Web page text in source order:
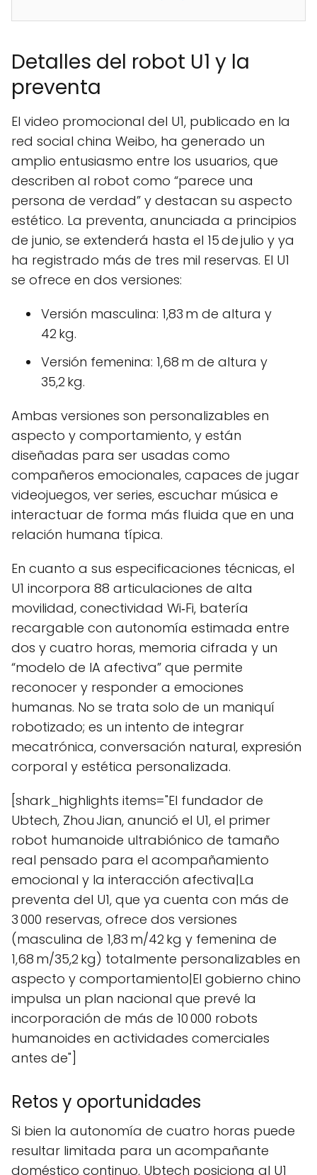
Detalles del robot U1 y la
preventa
El video promocional del U1, publicado en la
red social china Weibo, ha generado un
amplio entusiasmo entre los usuarios, que
describen al robot como “parece una
persona de verdad” y destacan su aspecto
estético. La preventa, anunciada a principios
de junio, se extenderá hasta el 15 de julio y ya
ha registrado más de tres mil reservas. El U1
se ofrece en dos versiones:
Versión masculina: 1,83 m de altura y
42 kg.
Versión femenina: 1,68 m de altura y
35,2 kg.
Ambas versiones son personalizables en
aspecto y comportamiento, y están
diseñadas para ser usadas como
compañeros emocionales, capaces de jugar
videojuegos, ver series, escuchar música e
interactuar de forma más fluida que en una
relación humana típica.
En cuanto a sus especificaciones técnicas, el
U1 incorpora 88 articulaciones de alta
movilidad, conectividad Wi‑Fi, batería
recargable con autonomía estimada entre
dos y cuatro horas, memoria cifrada y un
“modelo de IA afectiva” que permite
reconocer y responder a emociones
humanas. No se trata solo de un maniquí
robotizado; es un intento de integrar
mecatrónica, conversación natural, expresión
corporal y estética personalizada.
[shark_highlights items="El fundador de
Ubtech, Zhou Jian, anunció el U1, el primer
robot humanoide ultrabiónico de tamaño
real pensado para el acompañamiento
emocional y la interacción afectiva|La
preventa del U1, que ya cuenta con más de
3 000 reservas, ofrece dos versiones
(masculina de 1,83 m/42 kg y femenina de
1,68 m/35,2 kg) totalmente personalizables en
aspecto y comportamiento|El gobierno chino
impulsa un plan nacional que prevé la
incorporación de más de 10 000 robots
humanoides en actividades comerciales
antes de"]
Retos y oportunidades
Si bien la autonomía de cuatro horas puede
resultar limitada para un acompañante
doméstico continuo, Ubtech posiciona al U1